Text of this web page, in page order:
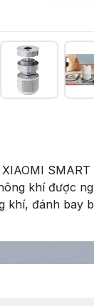
khí được
khí, đánh bay